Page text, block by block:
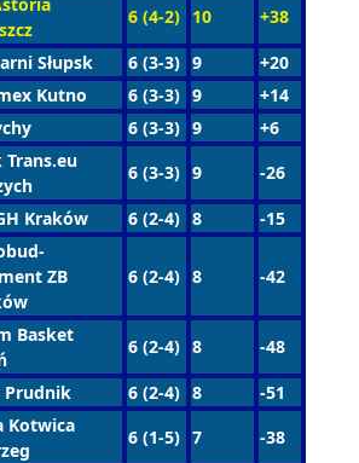
6 (4-2) 10
+38
Słupsk 6 (3-3) 9
+20
Kutno 6 (3-3) 9
+14
6 (3-3) 9
+6
6 (3-3) 9
-26
Kraków 6 (2-4) 8 -15
ZB
6 (2-4) 8 -42
Basket
6 (2-4) 8
-48
Prudnik 6 (2-4) 8
-51
Kotwica
6 (1-5) 7 -38